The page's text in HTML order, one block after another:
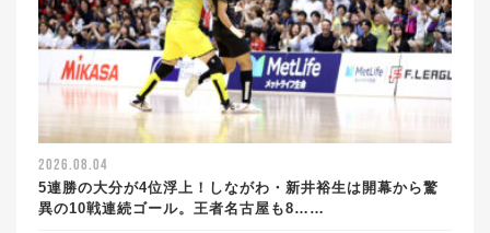
2026.08.04
5連勝の大分が4位浮上！しながわ・新井裕生は開幕から驚
異の10戦連続ゴール。王者名古屋も8……